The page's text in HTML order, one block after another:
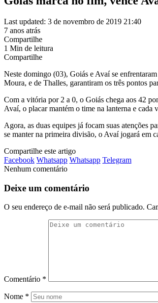
Last updated: 3 de novembro de 2019 21:40
7 anos atrás
Compartilhe
1 Min de leitura
Compartilhe
Neste domingo (03), Goiás e Avaí se
Moura, e de Thalles, garantiram os três pontos
Com a vitória por 2 a 0, o Goiás chega aos 42
Avaí, o placar mantém o time na lanterna e
Agora, as duas equipes já focam suas atenções
se manter na primeira divisão, o Avaí jogará em
Compartilhe este artigo
Facebook Whatsapp Whatsapp Telegram
Nenhum comentário
Deixe um comentário
O seu endereço de e-mail não será publicado.
Comentário *
Nome *